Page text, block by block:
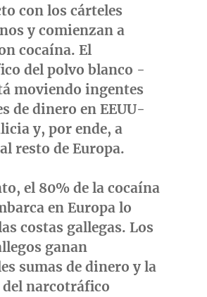
con los cárteles
y comienzan a
cocaína. El
del polvo blanco -
moviendo ingentes
de dinero en EEUU-
y, por ende, a
resto de Europa.
el 80% de la cocaína
en Europa lo
costas gallegas. Los
ganan
sumas de dinero y la
del narcotráfico